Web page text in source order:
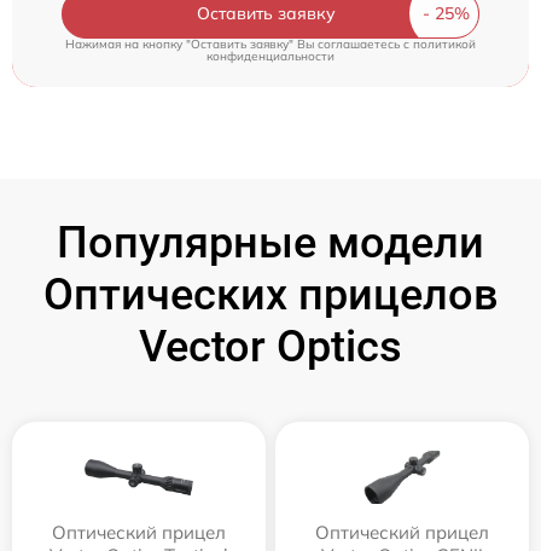
Оставить заявку
Нажимая на кнопку "Оставить заявку" Вы соглашаетесь cполитикой
конфиденциальности
Популярные модели
Оптических прицелов
Vector Optics
Оптический прицел
Оптический прицел